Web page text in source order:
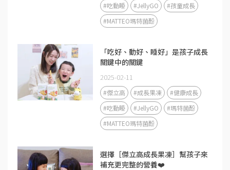
#吃動睡
#JellyGO
#孩童成長
#MATTEO瑪特菌酚
「吃好、動好、睡好」是孩子成長
關鍵中的關鍵
2025-02-11
#傑立高 #成長果凍
#健康成長
#吃動睡
#JellyGO
#瑪特菌酚
#MATTEO瑪特菌酚
選擇［傑立高成長果凍］幫孩子來
補充更完整的營養❤️